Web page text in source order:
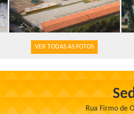
VER TODAS AS FOTOS
Rua Firmo de